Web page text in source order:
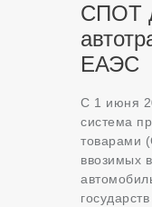
СПОТ
ЕАЭС
С 1 июня
система
товарами
ввозимых